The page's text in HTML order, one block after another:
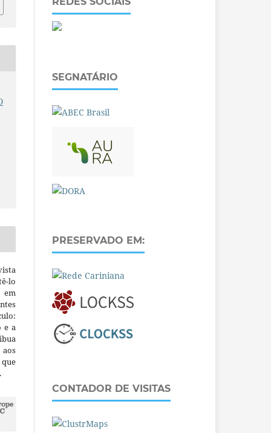
lo
em
e a
SEGNATÁRIO
PRESERVADO EM:
CONTADOR DE VISITAS